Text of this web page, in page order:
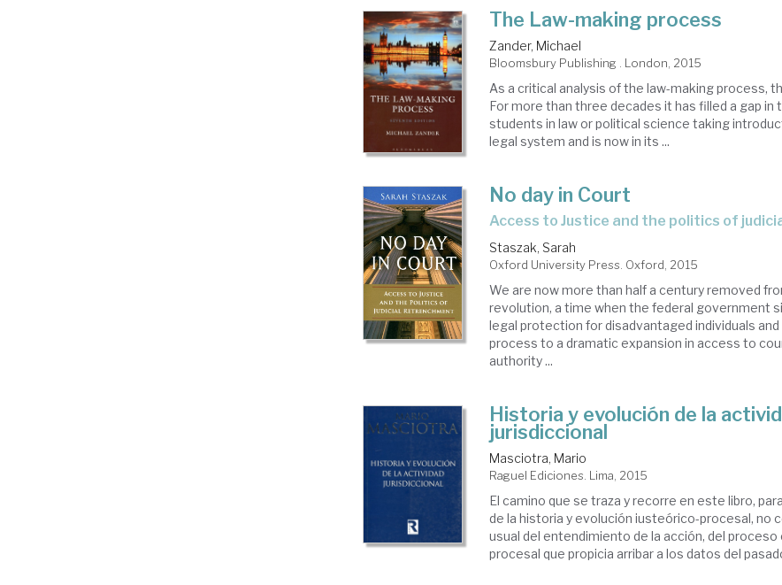
The Law-making process
Zander, Michael
Bloomsbury Publishing . London, 2015
As a critical analysis of the law-making process,
For more than three decades it has filled a gap
students in law or political science taking
legal system and is now in its ...
No day in Court
access to Justice and the politics of
Staszak, Sarah
Oxford University Press. Oxford, 2015
We are now more than half a century removed
revolution, a time when the federal government
legal protection for disadvantaged individuals
process to a dramatic expansion in access to
authority ...
Historia y evolución de la
jurisdiccional
Masciotra, Mario
Raguel Ediciones. Lima, 2015
El camino que se traza y recorre en este libro,
de la historia y evolución iusteórico-procesal, no
usual del entendimiento de la acción, del proceso
procesal que propicia arribar a los datos del